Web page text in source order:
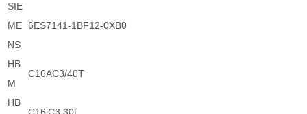
SIE
ME
NS
6ES7141-1BF12-0XB0
HB
M
C16AC3/40T
HB